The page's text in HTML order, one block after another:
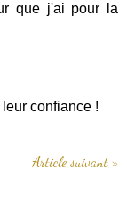
que j'ai pour la
confiance !
Article suivant »